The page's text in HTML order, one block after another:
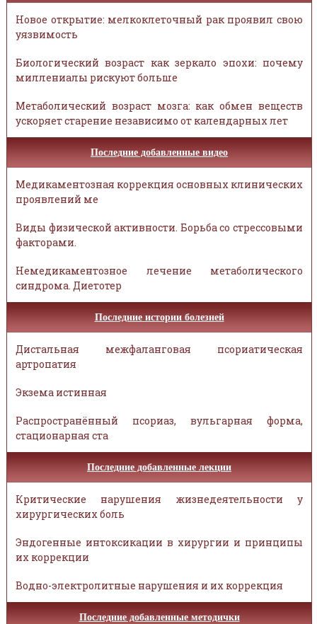
Новое открытие: мелкоклеточный рак проявил свою
уязвимость
Биологический возраст как зеркало эпохи: почему
миллениалы рискуют больше
Метаболический возраст мозга: как обмен веществ
ускоряет старение независимо от календарных лет
Последние добавленные видео
Медикаментозная коррекция основных клинических
проявлений ме
Виды физической активности. Борьба со стрессовыми
факторами.
Немедикаментозное лечение метаболического
синдрома. Диетотер
Последние истории болезней
Дистальная межфаланговая псориатическая
артропатия
Экзема истинная
Распространённый псориаз, вульгарная форма,
стационарная ста
Последние добавленные лекции
Критические нарушения жизнедеятельности у
хирургических боль
Эндогенные интоксикации в хирургии и принципы
их коррекции
Водно-электролитные нарушения и их коррекция
Последние добавленные методички